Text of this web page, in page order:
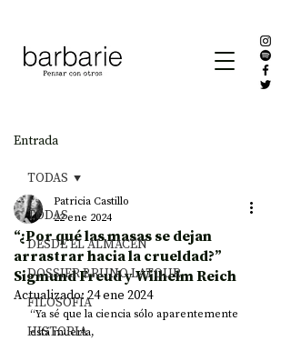
Entrada
TODAS
DESDE EL ALMACÉN
DOSSIER BRUNO LATOUR
FILOSOFÍA
HISTORIA
TODAS
“¿Por qué las masas se dejan
arrastrar hacia la crueldad?”
Sigmund Freud y Wilhelm Reich
Patricia Castillo
22 ene 2024
Actualizado:24 ene 2024
“Ya sé que la ciencia sólo aparentemente
está muerta,